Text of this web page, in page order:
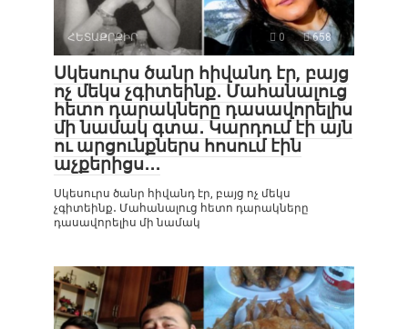
ՀԵՏԱՔՐՔԻՐ 0 658
Սկեսուրս ծանր հիվանդ էր, բայց
ոչ մեկս չգիտեինք․ Մահանալուց
հետո դարակները դասավորելիս
մի նամակ գտա․ Կարդում էի այն
ու արցունքներս հոսում էին
աչքերիցս․․․
Սկեսուրս ծանր հիվանդ էր, բայց ոչ մեկս
չգիտեինք․ Մահանալուց հետո դարակները
դասավորելիս մի նամակ